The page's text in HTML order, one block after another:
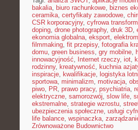
bakalia, biuro rachunkowe, biznes
ceramika, certyfikaty zawodowe,
CSR korporacyjny, cyfrowa
doping, drone photography, druk 3D,
ekonomia globalna, eksport,
filmmaking, fit przepisy, fotografia
domu, green business, gry mobilne,
innowacyjność, Internet rzeczy, iot,
rodzinny, kreatywność, kuchnia
inspiracje, kwalifikacje, logistyka
sportowa, minimalizm, motivacja,
piwo, PR, prawo pracy, psychiatria,
elektryczne, samorozwój, slow life,
ekstremalne, strategie wzrostu,
ubezpieczenia społeczne, usługi
life balance, wspinaczka,
Zrównoważone Budownictwo